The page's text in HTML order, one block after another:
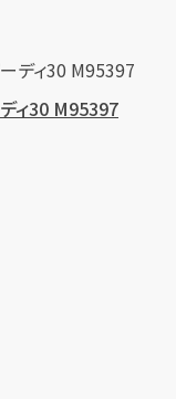
ディ30 M95397